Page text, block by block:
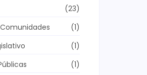
(23)
(1)
(1)
(1)